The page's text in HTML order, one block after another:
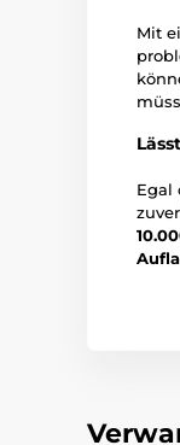
Mit
Egal